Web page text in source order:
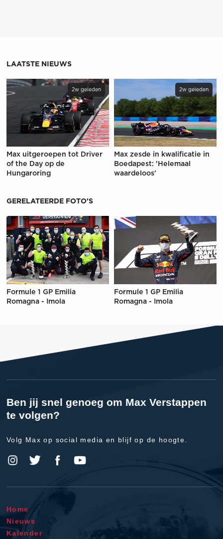
LAATSTE NIEUWS
2w geleden
Max uitgeroepen tot Driver
of the Day op de
Hungaroring
2w geleden
Max zesde in kwalificatie in
Boedapest: 'Helemaal
waardeloos'
GERELATEERDE FOTO'S
Formule 1 GP Emilia
Romagna - Imola
Formule 1 GP Emilia
Romagna - Imola
Ben jij snel genoeg om Max Verstappen
te volgen?
Volg Max op social media en blijf op de hoogte.
Home
Nieuws
Kalender